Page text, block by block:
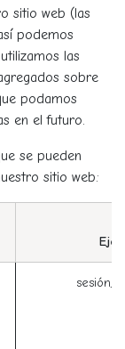
sitio web (las
podemos
las
sobre
podamos
en el futuro.
se pueden
sitio web: